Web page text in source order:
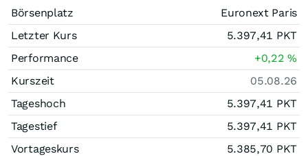
Börsenplatz
Euronext Paris
Letzter Kurs
5.397,41 PKT
Performance
+0,22%
Kurszeit
05.08.26
Tageshoch
5.397,41 PKT
Tagestief
5.397,41 PKT
Vortageskurs
5.385,70 PKT